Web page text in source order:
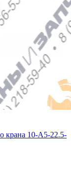
крана 10-А5-22.5-